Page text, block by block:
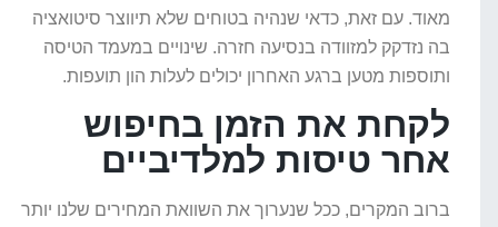
מאוד. עם זאת, כדאי שנהיה בטוחים שלא תיווצר סיטואציה
בה נזדקק למזוודה בנסיעה חזרה. שינויים במעמד הטיסה
ותוספות מטען ברגע האחרון יכולים לעלות הון תועפות.
לקחת את הזמן בחיפוש
אחר טיסות למלדיביים
ברוב המקרים, ככל שנערוך את השוואת המחירים שלנו יותר